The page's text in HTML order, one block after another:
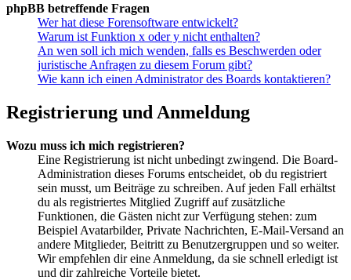
phpBB betreffende Fragen
Wer hat diese Forensoftware entwickelt?
Warum ist Funktion x oder y nicht enthalten?
An wen soll ich mich wenden, falls es Beschwerden oder
juristische Anfragen zu diesem Forum gibt?
Wie kann ich einen Administrator des Boards kontaktieren?
Registrierung und Anmeldung
Wozu muss ich mich registrieren?
Eine Registrierung ist nicht unbedingt zwingend. Die Board-
Administration dieses Forums entscheidet, ob du registriert
sein musst, um Beiträge zu schreiben. Auf jeden Fall erhältst
du als registriertes Mitglied Zugriff auf zusätzliche
Funktionen, die Gästen nicht zur Verfügung stehen: zum
Beispiel Avatarbilder, Private Nachrichten, E-Mail-Versand an
andere Mitglieder, Beitritt zu Benutzergruppen und so weiter.
Wir empfehlen dir eine Anmeldung, da sie schnell erledigt ist
und dir zahlreiche Vorteile bietet.